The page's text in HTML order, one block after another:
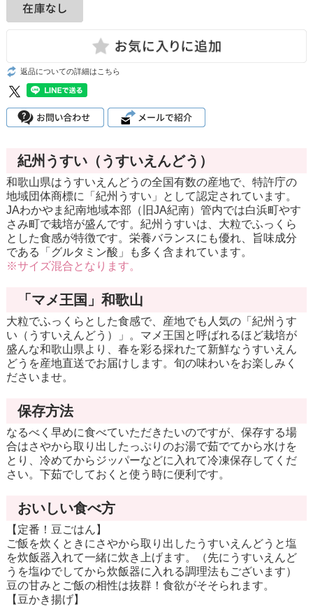
返品についての詳細はこちら
紀州うすい（うすいえんどう）
和歌山県はうすいえんどうの全国有数の産地で、特許庁の
地域団体商標に「紀州うすい」として認定されています。
JAわかやま紀南地域本部（旧JA紀南）管内では白浜町やす
さみ町で栽培が盛んです。紀州うすいは、大粒でふっくら
とした食感が特徴です。栄養バランスにも優れ、旨味成分
である「グルタミン酸」も多く含まれています。
※サイズ混合となります。
「マメ王国」和歌山
大粒でふっくらとした食感で、産地でも人気の「紀州うす
い（うすいえんどう）」。マメ王国と呼ばれるほど栽培が
盛んな和歌山県より、春を彩る採れたて新鮮なうすいえん
どうを産地直送でお届けします。旬の味わいをお楽しみく
ださいませ。
保存方法
なるべく早めに食べていただきたいのですが、保存する場
合はさやから取り出したっぷりのお湯で茹でてから水けを
とり、冷めてからジッパーなどに入れて冷凍保存してくだ
さい。下茹でしておくと使う時に便利です。
おいしい食べ方
【定番！豆ごはん】
ご飯を炊くときにさやから取り出したうすいえんどうと塩
を炊飯器入れて一緒に炊き上げます。（先にうすいえんど
うを塩ゆでしてから炊飯器に入れる調理法もございます）
豆の甘みとご飯の相性は抜群！食欲がそそられます。
【豆かき揚げ】